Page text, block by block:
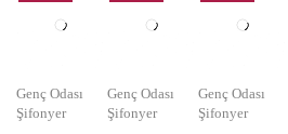
Genç Odası
Şifonyer
Genç Odası
Şifonyer
Genç Odası
Şifonyer